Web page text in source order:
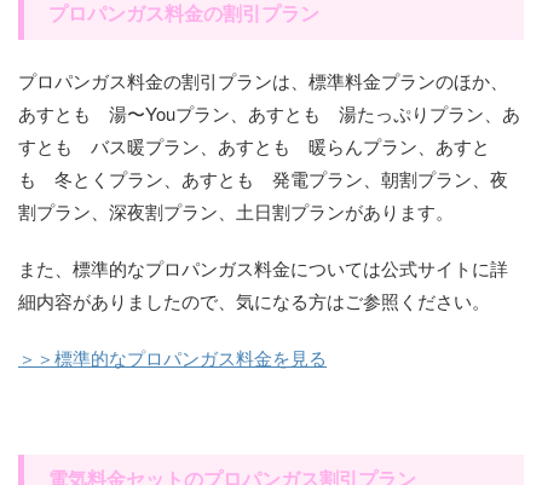
プロパンガス料金の割引プラン
プロパンガス料金の割引プランは、標準料金プランのほか、
あすとも 湯〜Youプラン、あすとも 湯たっぷりプラン、あ
すとも バス暖プラン、あすとも 暖らんプラン、あすと
も 冬とくプラン、あすとも 発電プラン、朝割プラン、夜
割プラン、深夜割プラン、土日割プランがあります。
また、標準的なプロパンガス料金については公式サイトに詳
細内容がありましたので、気になる方はご参照ください。
＞＞標準的なプロパンガス料金を見る
電気料金セットのプロパンガス割引プラン